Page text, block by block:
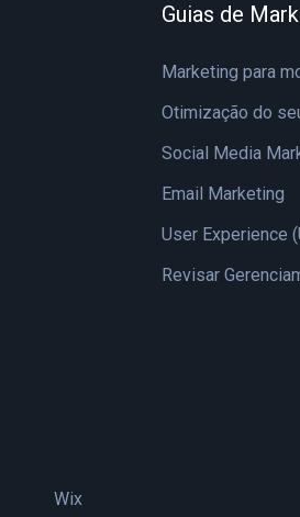
Guias de
Marketing para
Otimização do
Social Media
Email Marketing
User Experience
Revisar
Wix